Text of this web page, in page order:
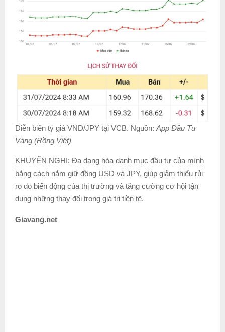
Diễn biến tỷ giá VND/JPY tại VCB. Nguồn: App Đầu Tư
Vàng (Rồng Việt)
KHUYẾN NGHỊ: Đa dạng hóa danh mục đầu tư của mình
bằng cách nắm giữ đồng USD và JPY, giúp giảm thiểu rủi
ro do biến động của thị trường và tăng cường cơ hội tận
dụng những thay đổi trong giá trị tiền tệ.
Giavang.net